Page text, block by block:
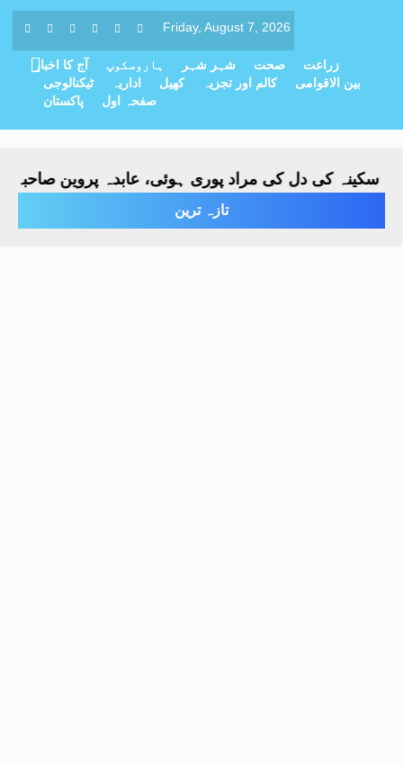
Friday, August 7, 2026
آج کا اخبار ہاروسکوپ شہر شہر صحت
زراعت
ٹیکنالوجی
اداریہ کھیل کالم اور تجزیہ
بین الاقوامی
پاکستان
صفحہ اول
کی دل کی مراد پوری ہوئی، عابدہ پروین صاحبہ نے
تازہ ترین